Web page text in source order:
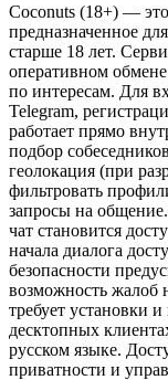
Coconuts (18+) —
предназначенное
старше 18 лет.
оперативном
по интересам. Для
Telegram,
работает прямо
подбор
геолокация (при
фильтровать
запросы на
чат становится
начала диалога
безопасности
возможность жалоб
требует установки
десктопных
русском языке.
приватности и